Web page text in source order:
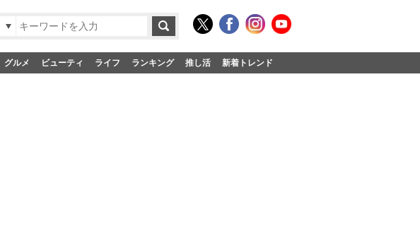
グルメ ビューティ ライフ ランキング 推し活 新着トレンド